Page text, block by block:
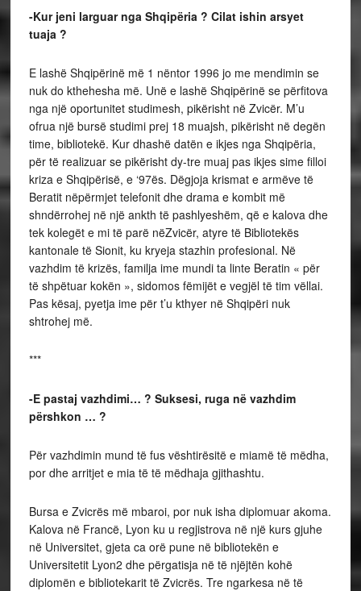
-Kur jeni larguar nga Shqipëria ? Cilat ishin arsyet
tuaja ?
E lashë Shqipërinë më 1 nëntor 1996 jo me mendimin se
nuk do kthehesha më. Unë e lashë Shqipërinë se përfitova
nga një oportunitet studimesh, pikërisht në Zvicër. M’u
ofrua një bursë studimi prej 18 muajsh, pikërisht në degën
time, bibliotekë. Kur dhashë datën e ikjes nga Shqipëria,
për të realizuar se pikërisht dy-tre muaj pas ikjes sime filloi
kriza e Shqipërisë, e ‘97ës. Dëgjoja krismat e armëve të
Beratit nëpërmjet telefonit dhe drama e kombit më
shndërrohej në një ankth të pashlyeshëm, që e kalova dhe
tek kolegët e mi të parë nëZvicër, atyre të Bibliotekës
kantonale të Sionit, ku kryeja stazhin profesional. Në
vazhdim të krizës, familja ime mundi ta linte Beratin « për
të shpëtuar kokën », sidomos fëmijët e vegjël të tim vëllai.
Pas kësaj, pyetja ime për t’u kthyer në Shqipëri nuk
shtrohej më.
***
-E pastaj vazhdimi… ? Suksesi, ruga në vazhdim
përshkon … ?
Për vazhdimin mund të fus vështirësitë e miamë të mëdha,
por dhe arritjet e mia të të mëdhaja gjithashtu.
Bursa e Zvicrës më mbaroi, por nuk isha diplomuar akoma.
Kalova në Francë, Lyon ku u regjistrova në një kurs gjuhe
në Universitet, gjeta ca orë pune në bibliotekën e
Universitetit Lyon2 dhe përgatisja në të njëjtën kohë
diplomën e bibliotekarit të Zvicrës. Tre ngarkesa në të